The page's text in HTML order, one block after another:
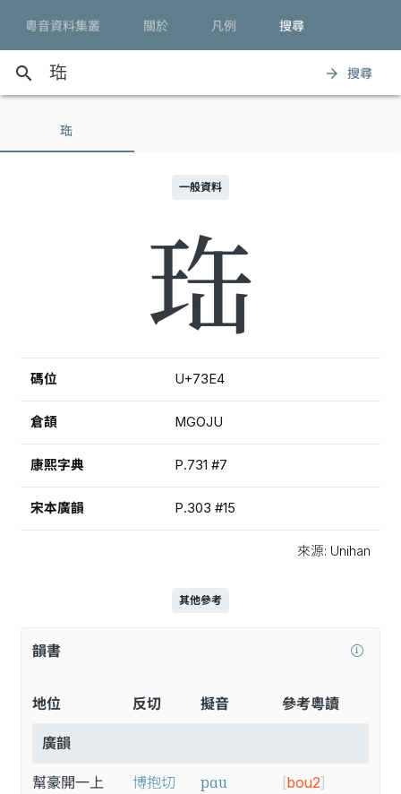
粵音資料集叢 關於 凡例 搜尋
search arrow_forward 搜尋
珤
一般資料
珤
碼位 U+73E4
倉頡 MGOJU
康熙字典 P.731 #7
宋本廣韻 P.303 #15
來源: Unihan
其他參考
韻書
地位 反切 擬音 參考粵讀
廣韻
幫豪開一上
博抱切 pɑu [bou2]